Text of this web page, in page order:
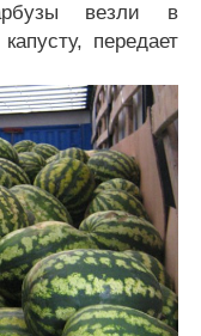
везли в
передает